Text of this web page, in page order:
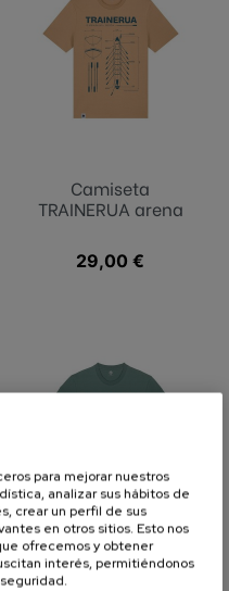
Camiseta
TRAINERUA arena
Precio
29,00 €
Camiseta
TRAINERUA verde
para mejorar nuestros
analizar sus hábitos de
crear un perfil de sus
en otros sitios. Esto nos
ofrecemos y obtener
interés, permitiéndonos